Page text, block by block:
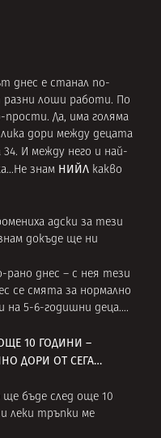
днес е станал по-
разни лоши работи. По
Да, има голяма
дори между децата
34. И между него и най-
знам НИЙЛ какво
адски за тези
докъде ще ни
рано днес – с нея тези
се смята за нормално
на 5-6-годишни деца….
10 ГОДИНИ –
ДОРИ ОТ СЕГА…
ще бъде след още 10
леки тръпки ме